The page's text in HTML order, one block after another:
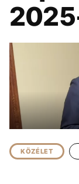
KÖZÉLET
ÉLETMÓD
GASZTRO
KÖZÉLET